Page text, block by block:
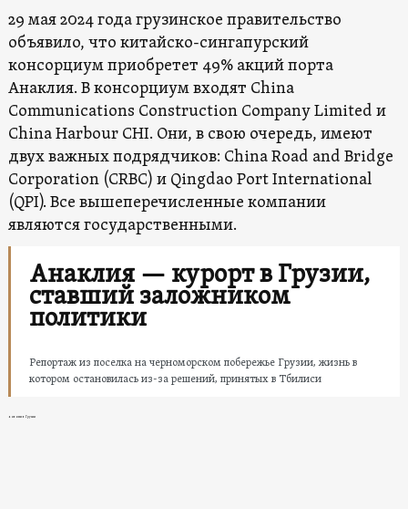
29 мая 2024 года грузинское правительство
объявило, что китайско-сингапурский
консорциум приобретет 49% акций порта
Анаклия. В консорциум входят China
Communications Construction Company Limited и
China Harbour CHI. Они, в свою очередь, имеют
двух важных подрядчиков: China Road and Bridge
Corporation (CRBC) и Qingdao Port International
(QPI). Все вышеперечисленные компании
являются государственными.
Анаклия — курорт в Грузии,
ставший заложником
политики
Репортаж из поселка на черноморском побережье Грузии, жизнь в
котором остановилась из-за решений, принятых в Тбилиси
новости в Грузии